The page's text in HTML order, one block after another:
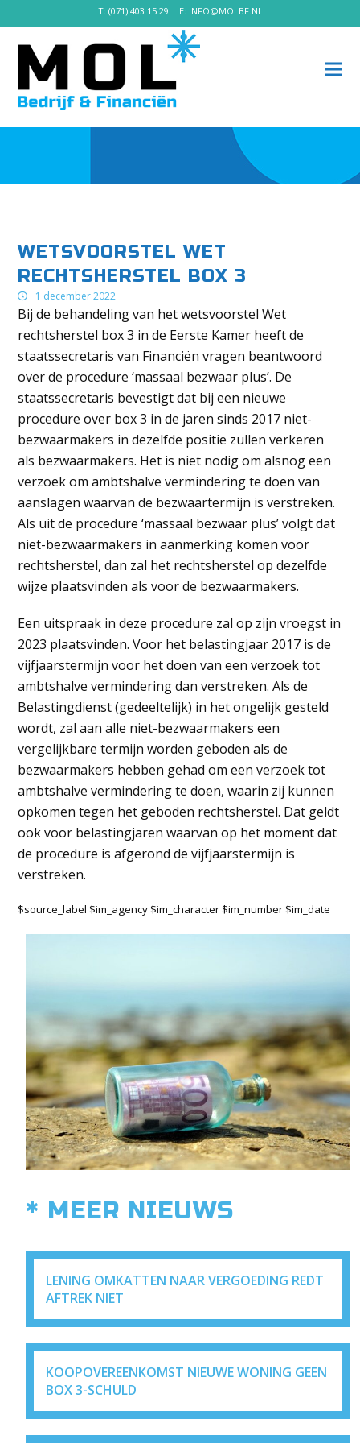
T: (071) 403 15 29 | E: INFO@MOLBF.NL
WETSVOORSTEL WET
RECHTSHERSTEL BOX 3
1 december 2022
Bij de behandeling van het wetsvoorstel Wet
rechtsherstel box 3 in de Eerste Kamer heeft de
staatssecretaris van Financiën vragen beantwoord
over de procedure ‘massaal bezwaar plus’. De
staatssecretaris bevestigt dat bij een nieuwe
procedure over box 3 in de jaren sinds 2017 niet-
bezwaarmakers in dezelfde positie zullen verkeren
als bezwaarmakers. Het is niet nodig om alsnog een
verzoek om ambtshalve vermindering te doen van
aanslagen waarvan de bezwaartermijn is verstreken.
Als uit de procedure ‘massaal bezwaar plus’ volgt dat
niet-bezwaarmakers in aanmerking komen voor
rechtsherstel, dan zal het rechtsherstel op dezelfde
wijze plaatsvinden als voor de bezwaarmakers.
Een uitspraak in deze procedure zal op zijn vroegst in
2023 plaatsvinden. Voor het belastingjaar 2017 is de
vijfjaarstermijn voor het doen van een verzoek tot
ambtshalve vermindering dan verstreken. Als de
Belastingdienst (gedeeltelijk) in het ongelijk gesteld
wordt, zal aan alle niet-bezwaarmakers een
vergelijkbare termijn worden geboden als de
bezwaarmakers hebben gehad om een verzoek tot
ambtshalve vermindering te doen, waarin zij kunnen
opkomen tegen het geboden rechtsherstel. Dat geldt
ook voor belastingjaren waarvan op het moment dat
de procedure is afgerond de vijfjaarstermijn is
verstreken.
$source_label $im_agency $im_character $im_number $im_date
* MEER NIEUWS
LENING OMKATTEN NAAR VERGOEDING REDT
AFTREK NIET
KOOPOVEREENKOMST NIEUWE WONING GEEN
BOX 3-SCHULD